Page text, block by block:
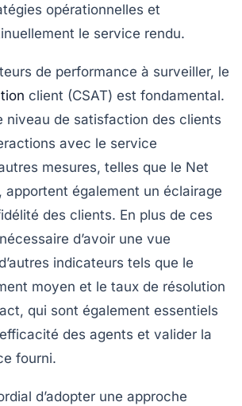
opérationnelles et
le service rendu.
de performance à surveiller, le
client (CSAT) est fondamental.
niveau de satisfaction des clients
avec le service
mesures, telles que le Net
, apportent également un éclairage
des clients. En plus de ces
d’avoir une vue
indicateurs tels que le
moyen et le taux de résolution
, qui sont également essentiels
des agents et valider la
fourni.
d’adopter une approche